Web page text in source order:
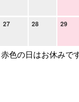
27 28 29
赤色の日はお休みで